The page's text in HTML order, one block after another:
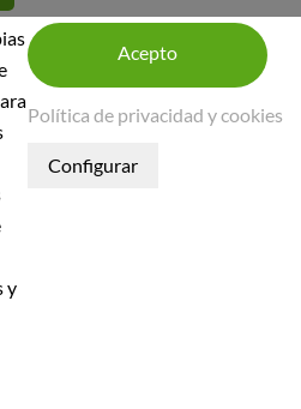
y
Política de privacidad y cookies